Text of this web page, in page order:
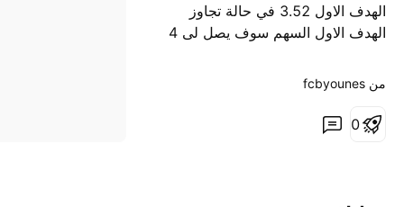
الهدف الاول 3.52 في حالة تجاوز
الهدف الاول السهم سوف يصل لى 4
من ‎fcbyounes‎
0